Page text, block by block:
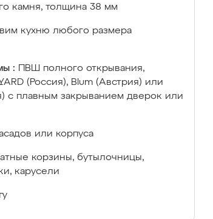
камня, толщина 38 мм
кухню любого размера
:
ПВШ полного открывания,
(Россия), Blum (Австрия) или
с плавным закрыванием дверок или
или корпуса
корзины, бутылочницы,
карусели